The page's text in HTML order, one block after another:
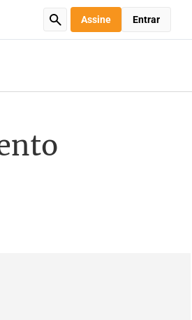
Assine Entrar